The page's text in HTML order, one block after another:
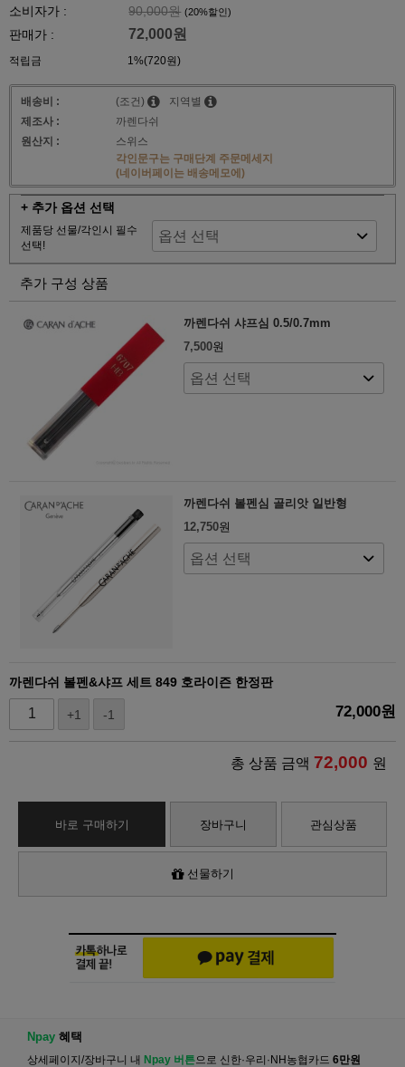
소비자가 : 90,000원 (20%할인)
판매가 : 72,000원
적립금 1%(720원)
배송비 : (조건)
지역별
제조사 :
까렌다쉬
원산지 :
스위스
각인문구는 구매단계 주문메세지
(네이버페이는 배송메모에)
+ 추가 옵션 선택
제품당 선물/각인시 필수
선택!
추가 구성 상품
까렌다쉬 샤프심 0.5/0.7mm
7,500원
까렌다쉬 볼펜심 골리앗 일반형
12,750원
까렌다쉬 볼펜&샤프 세트 849 호라이즌 한정판
+1 -1 72,000원
총 상품 금액 72,000 원
바로 구매하기 장바구니 관심상품
선물하기
Npay 혜택
상세페이지/장바구니 내 Npay 버튼으로 신한·우리·NH농협카드 6만원